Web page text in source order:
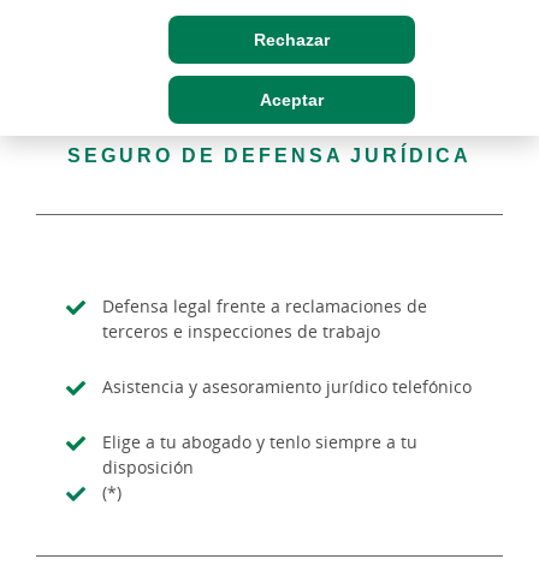
Rechazar
Aceptar
SEGURO DE DEFENSA JURÍDICA
Defensa legal frente a reclamaciones de
terceros e inspecciones de trabajo
Asistencia y asesoramiento jurídico telefónico
Elige a tu abogado y tenlo siempre a tu
disposición
(*)